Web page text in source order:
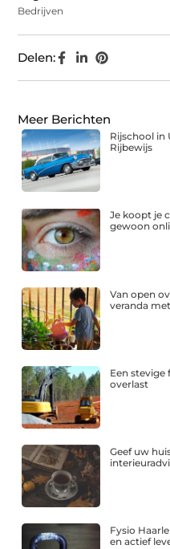
Bedrijven
Delen:
Meer Berichten
Rijschool in
Rijbewijs
Je koopt je
gewoon
Van open
veranda
Een
overlast
Geef uw
Fysio
en actief